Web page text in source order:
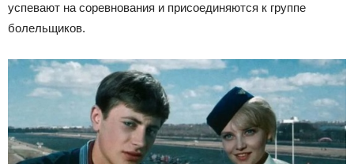
успевают на соревнования и присоединяются к группе
болельщиков.